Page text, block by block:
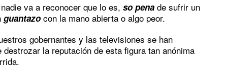
va a reconocer que lo es, so pena de sufrir un
guantazo con la mano abierta o algo peor.
gobernantes y las televisiones se han
destrozar la reputación de esta figura tan anónima